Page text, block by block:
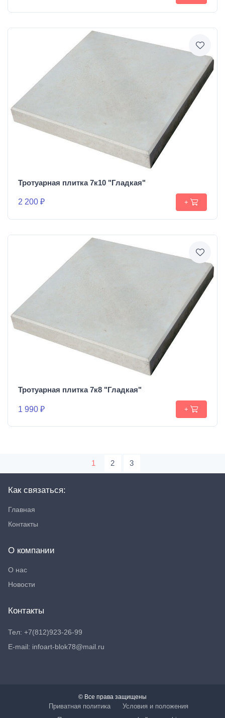
Тротуарная плитка 7к10 "Гладкая"
2 200 ₽ +
Тротуарная плитка 7к8 "Гладкая"
1 990 ₽ +
1 2 3
Как связаться:
Главная
Контакты
О компании
О нас
Новости
Контакты
Тел: +7(812)923-26-99
E-mail: infoart-blok78@mail.ru
© Все права защищены
Приватная политика
Условия и положения